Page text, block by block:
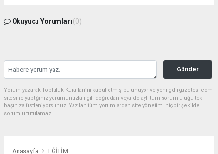
Okuyucu Yorumları (0)
Gönder
Yorum yazarak Topluluk Kuralları’nı kabul etmiş bulunuyor ve yeniigdirgazetesi.com
sitesine yaptığınız yorumunuzla ilgili doğrudan veya dolaylı tüm sorumluluğu tek
başınıza üstleniyorsunuz. Yazılan tüm yorumlardan site yönetimi hiçbir şekilde
sorumlu tutulamaz.
Anasayfa EĞİTİM